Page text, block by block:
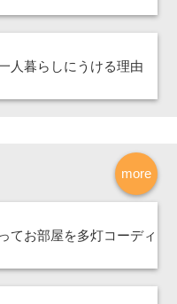
人暮らしにうける理由
more
てお部屋を多灯コーディ